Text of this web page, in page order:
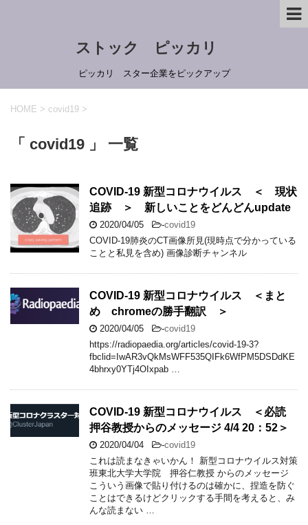
ストック ピッカリ
ピッカリ スター企業をピックアップ
HOME > covid19 >
「 covid19 」 一覧
COVID-19 新型コロナウイルス ＜ 現状
追跡 ＞ 新しいことをどんどんupdate
2020/04/05 -covid19
COVID-19肺炎のCT画像所見(現時点で分かっている
ことと私見を含め) 画像診断チャンネル
COVID-19 新型コロナウイルス ＜まと
め chromeの勝手翻訳 ＞
2020/04/05 -covid19
https://radiopaedia.org/articles/covid-19-3?
fbclid=IwAR3vQkMsWFF535QIFk6WfPM5DSDdKE
4bhrxy0YTj4OIxpab …
COVID-19 新型コロナウイルス ＜必読
押谷教授からのメッセージ 4/4 20：52＞
2020/04/04 -covid19
これは読まなきゃいかん！ 新型コロナウイルス対策
班東北大学大学院 押谷仁教授 からのメッセージ
こういう画像で貼り付けるのは確かに、捏造を防ぐ
ことはできるけどクリックする手間を考えると、み
んな読まない …